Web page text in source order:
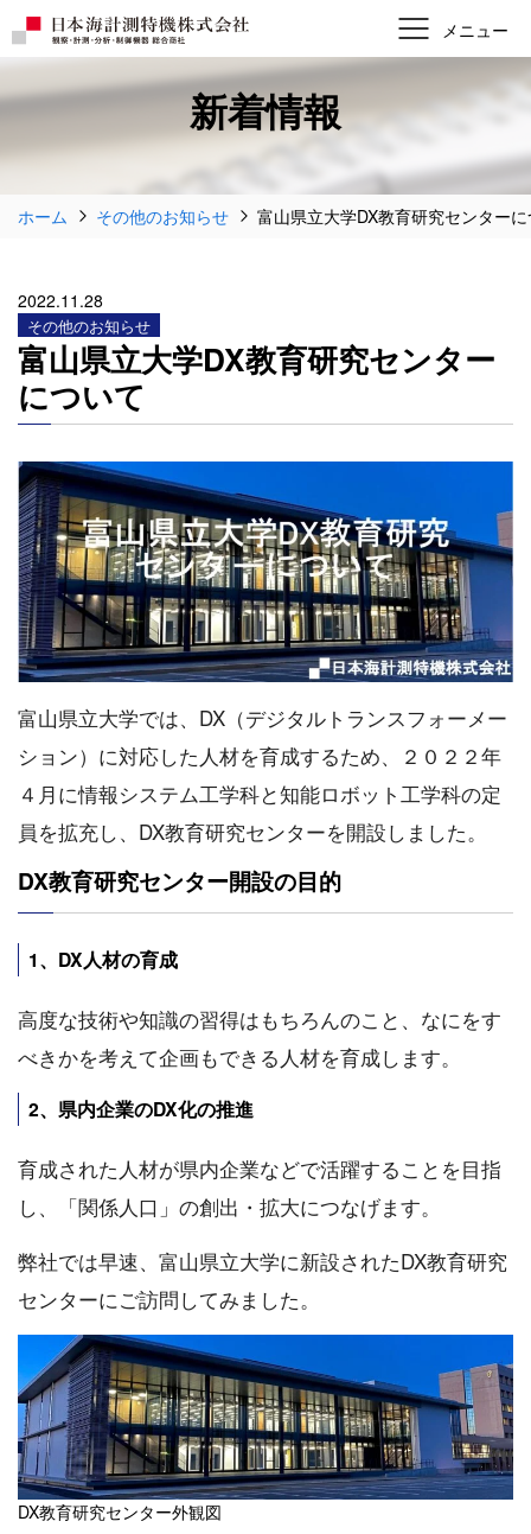
新着情報
ホーム その他のお知らせ 富山県立大学DX教育研究センター
2022.11.28
その他のお知らせ
富山県立大学DX教育研究センター
について
富山県立大学では、DX（デジタルトランスフォーメー
ション）に対応した人材を育成するため、２０２２年
４月に情報システム工学科と知能ロボット工学科の定
員を拡充し、DX教育研究センターを開設しました。
DX教育研究センター開設の目的
1、DX人材の育成
高度な技術や知識の習得はもちろんのこと、なにをす
べきかを考えて企画もできる人材を育成します。
2、県内企業のDX化の推進
育成された人材が県内企業などで活躍することを目指
し、「関係人口」の創出・拡大につなげます。
弊社では早速、富山県立大学に新設されたDX教育研究
センターにご訪問してみました。
DX教育研究センター外観図